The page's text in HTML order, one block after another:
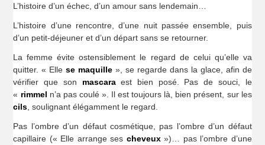
L’histoire d’un échec, d’un amour sans lendemain…
L’histoire d’une rencontre, d’une nuit passée ensemble, puis
d’un petit-déjeuner et d’un départ sans se retourner.
La femme évite ostensiblement le regard de celui qu’elle va
quitter. « Ellese maquille », se regarde dans la glace, afin de
vérifier que son mascaraest bien posé. Pas de souci, le
« rimmel n’a pas coulé ». Il est toujours là, bien présent, sur les
cils , soulignant élégamment le regard.
Pas l’ombre d’un défaut cosmétique, pas l’ombre d’un défaut
capillaire (« Elle arrange ses cheveux»)… pas l’ombre d’une